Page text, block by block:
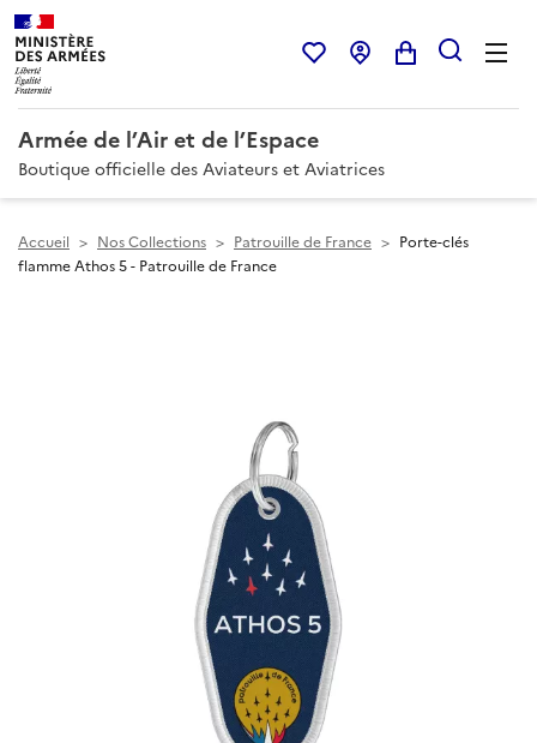
Armée de l’Air et de l’Espace
Boutique officielle des Aviateurs et Aviatrices
Accueil > Nos Collections > Patrouille de France > Porte-clés
flamme Athos 5 - Patrouille de France